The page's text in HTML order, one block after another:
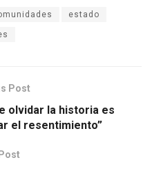
estado
Post
olvidar la historia es
el resentimiento”